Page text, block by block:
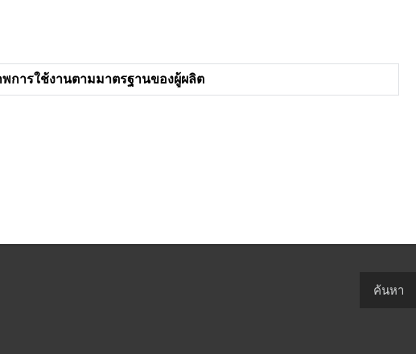
การใช้งานตามมาตรฐานของผู้ผลิต